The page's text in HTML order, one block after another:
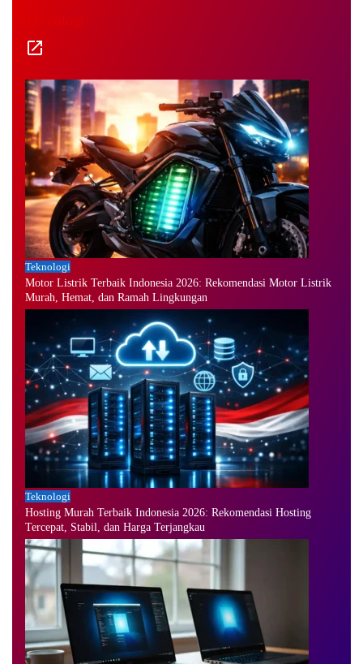
Teknologi
Motor Listrik Terbaik Indonesia 2026: Rekomendasi Motor Listrik
Murah, Hemat, dan Ramah Lingkungan
Teknologi
Hosting Murah Terbaik Indonesia 2026: Rekomendasi Hosting
Tercepat, Stabil, dan Harga Terjangkau